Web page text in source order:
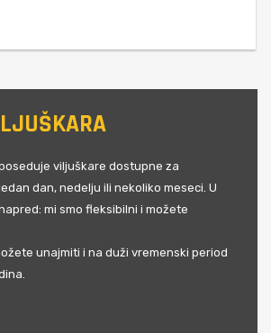
viljuškare dostupne za
dan, nedelju ili nekoliko meseci. U
mi smo fleksibilni i možete
unajmiti i na duži vremenski period